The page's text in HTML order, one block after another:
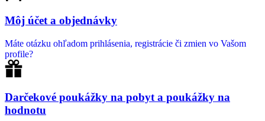
Môj účet a objednávky
Máte otázku ohľadom prihlásenia, registrácie či zmien vo Vašom
profile?
Darčekové poukážky na pobyt a poukážky na
hodnotu